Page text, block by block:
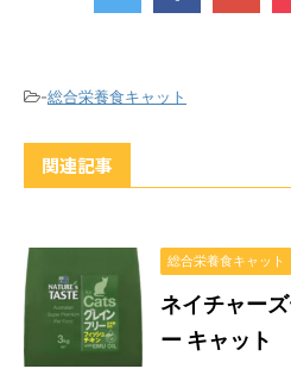
-総合栄養食キャット
関連記事
総合栄養食キャット
ネイチャー
ー キャット